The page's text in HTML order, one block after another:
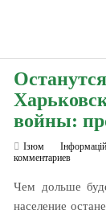
войны:
Ізюм
комментариев
Чем дольше
население